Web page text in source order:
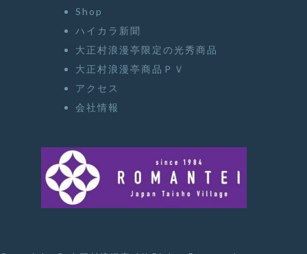
Shop
ハイカラ新聞
大正村浪漫亭限定の光秀商品
大正村浪漫亭商品ＰＶ
アクセス
会社情報